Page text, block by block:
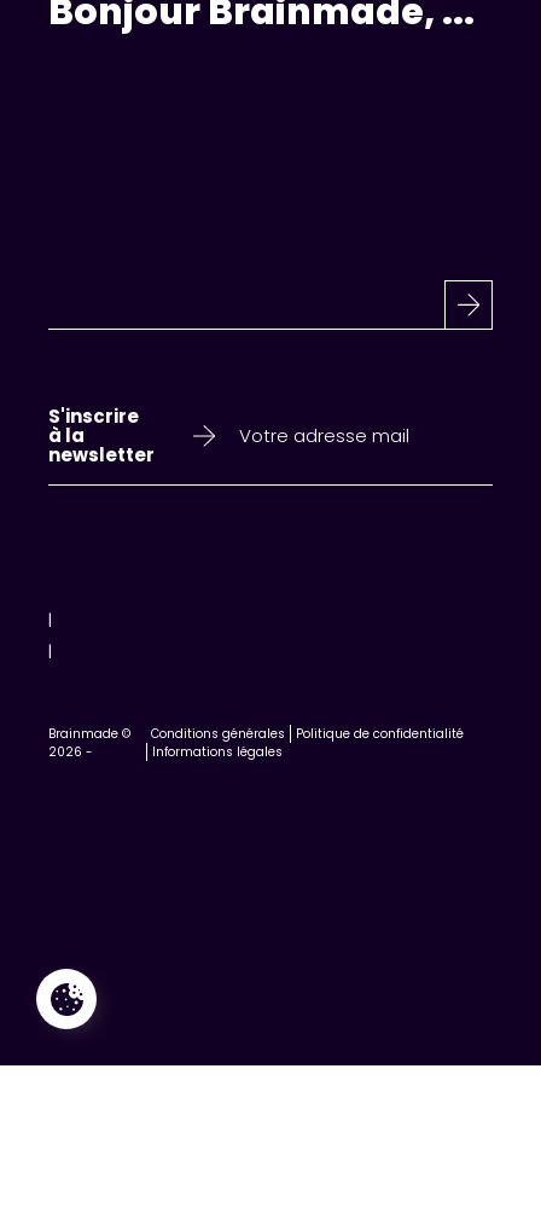
S'inscrire
à la
newsletter
|
|
Brainmade ©
2026 -
Conditions générales
Politique de confidentialité
Informations légales